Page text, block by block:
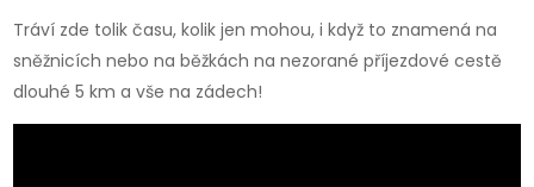
Tráví zde tolik času, kolik jen mohou, i když to znamená na
sněžnicích nebo na běžkách na nezorané příjezdové cestě
dlouhé 5 km a vše na zádech!